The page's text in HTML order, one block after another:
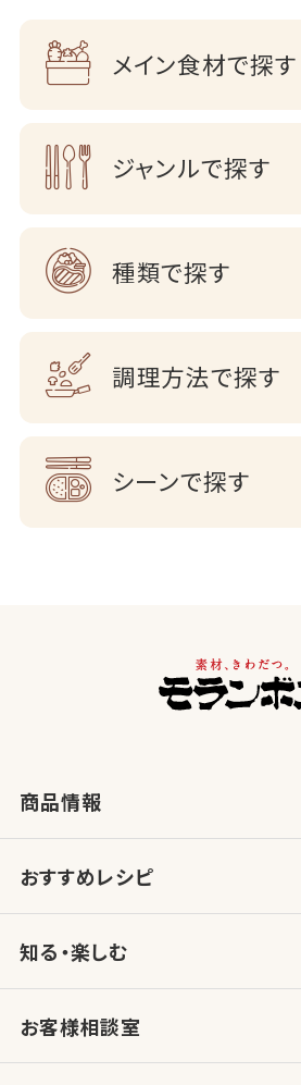
メイン食材で探す
ジャンルで探す
種類で探す
調理方法で探す
シーンで探す
商品情報
おすすめレシピ
知る・楽しむ
お客様相談室